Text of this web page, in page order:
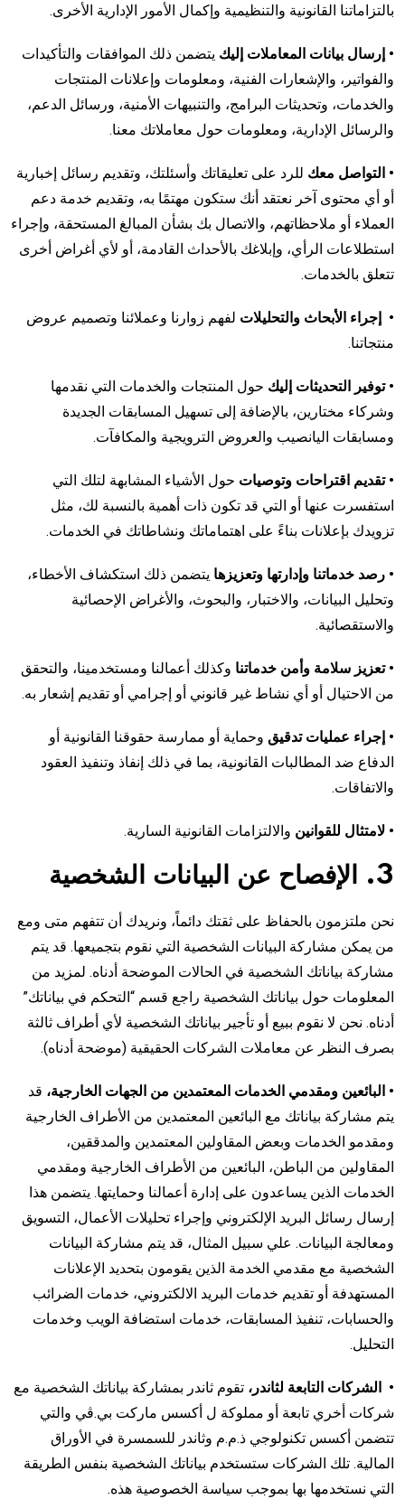
بالتزاماتنا القانونية والتنظيمية وإكمال الأمور الإدارية الأخرى.
• إرسال بيانات المعاملات إليك يتضمن ذلك الموافقات والتأكيدات
والفواتير، والإشعارات الفنية، ومعلومات وإعلانات المنتجات
والخدمات، وتحديثات البرامج، والتنبيهات الأمنية، ورسائل الدعم،
والرسائل الإدارية، ومعلومات حول معاملاتك معنا.
• التواصل معك للرد على تعليقاتك وأسئلتك، وتقديم رسائل إخبارية
أو أي محتوى آخر نعتقد أنك ستكون مهتمًا به، وتقديم خدمة دعم
العملاء أو ملاحظاتهم، والاتصال بك بشأن المبالغ المستحقة، وإجراء
استطلاعات الرأي، وإبلاغك بالأحداث القادمة، أو لأي أغراض أخرى
تتعلق بالخدمات.
• إجراء الأبحاث والتحليلات لفهم زوارنا وعملائنا وتصميم عروض
منتجاتنا.
• توفير التحديثات إليك حول المنتجات والخدمات التي نقدمها
وشركاء مختارين، بالإضافة إلى تسهيل المسابقات الجديدة
ومسابقات اليانصيب والعروض الترويجية والمكافآت.
• تقديم اقتراحات وتوصيات حول الأشياء المشابهة لتلك التي
استفسرت عنها أو التي قد تكون ذات أهمية بالنسبة لك، مثل
تزويدك بإعلانات بناءً على اهتماماتك ونشاطاتك في الخدمات.
• رصد خدماتنا وإدارتها وتعزيزها يتضمن ذلك استكشاف الأخطاء،
وتحليل البيانات، والاختبار، والبحوث، والأغراض الإحصائية
والاستقصائية.
• تعزيز سلامة وأمن خدماتنا وكذلك أعمالنا ومستخدمينا، والتحقق
من الاحتيال أو أي نشاط غير قانوني أو إجرامي أو تقديم إشعار به.
• إجراء عمليات تدقيق وحماية أو ممارسة حقوقنا القانونية أو
الدفاع ضد المطالبات القانونية، بما في ذلك إنفاذ وتنفيذ العقود
والاتفاقات.
• لامتثال للقوانين والالتزامات القانونية السارية.
3. الإفصاح عن البيانات الشخصية
نحن ملتزمون بالحفاظ على ثقتك دائماً، ونريدك أن تتفهم متى ومع
من يمكن مشاركة البيانات الشخصية التي نقوم بتجميعها. قد يتم
مشاركة بياناتك الشخصية في الحالات الموضحة أدناه. لمزيد من
المعلومات حول بياناتك الشخصية راجع قسم “التحكم في بياناتك”
أدناه. نحن لا نقوم ببيع أو تأجير بياناتك الشخصية لأي أطراف ثالثة
بصرف النظر عن معاملات الشركات الحقيقية (موضحة أدناه).
• البائعين ومقدمي الخدمات المعتمدين من الجهات الخارجية، قد
يتم مشاركة بياناتك مع البائعين المعتمدين من الأطراف الخارجية
ومقدمو الخدمات وبعض المقاولين المعتمدين والمدققين،
المقاولين من الباطن، البائعين من الأطراف الخارجية ومقدمي
الخدمات الذين يساعدون على إدارة أعمالنا وحمايتها. يتضمن هذا
إرسال رسائل البريد الإلكتروني وإجراء تحليلات الأعمال، التسويق
ومعالجة البيانات. علي سبيل المثال، قد يتم مشاركة البيانات
الشخصية مع مقدمي الخدمة الذين يقومون بتحديد الإعلانات
المستهدفة أو تقديم خدمات البريد الالكتروني، خدمات الضرائب
والحسابات، تنفيذ المسابقات، خدمات استضافة الويب وخدمات
التحليل.
• الشركات التابعة لثاندر، تقوم ثاندر بمشاركة بياناتك الشخصية مع
شركات أخري تابعة أو مملوكة ل أكسس ماركت بي.ڤي والتي
تتضمن أكسس تكنولوجي ذ.م.م وثاندر للسمسرة في الأوراق
المالية. تلك الشركات ستستخدم بياناتك الشخصية بنفس الطريقة
التي نستخدمها بها بموجب سياسة الخصوصية هذه.